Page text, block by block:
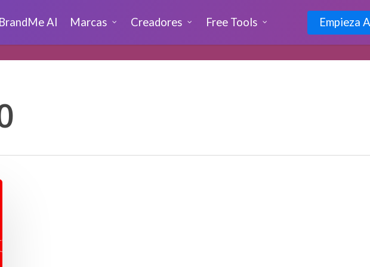
BrandMe AI Marcas Creadores Free Tools Empieza